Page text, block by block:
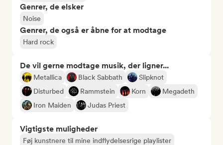
Genrer, de elsker
Noise
Genrer, de også er åbne for at modtage
Hard rock
De vil gerne modtage musik, der ligner...
Metallica Black Sabbath
Slipknot
Disturbed
Rammstein Korn
Megadeth
Iron Maiden
Judas Priest
Vigtigste muligheder
Føj kunstnere til mine indflydelsesrige playlister